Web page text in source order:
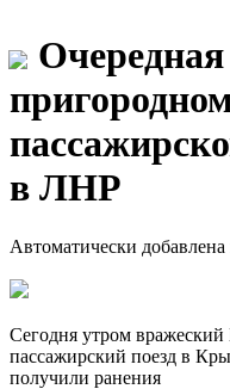
в ЛНР
Автоматически
Сегодня утром
пассажирский поезд в
получили ранения